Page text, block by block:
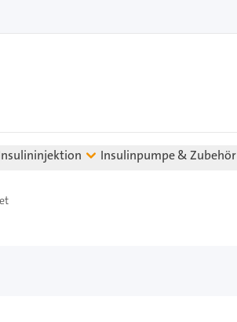
Insulinpumpe & Zubehör